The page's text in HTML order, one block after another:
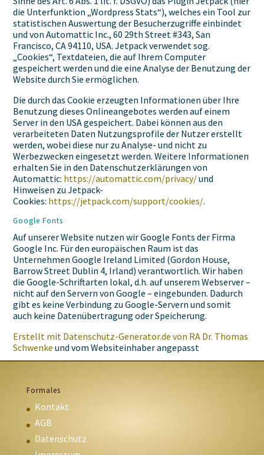
die Unterfunktion „Wordpress Stats“), welches ein Tool zur
statistischen Auswertung der Besucherzugriffe einbindet
und von Automattic Inc., 60 29th Street #343, San
Francisco, CA 94110, USA. Jetpack verwendet sog.
„Cookies“, Textdateien, die auf Ihrem Computer
gespeichert werden und die eine Analyse der Benutzung der
Website durch Sie ermöglichen.
Die durch das Cookie erzeugten Informationen über Ihre
Benutzung dieses Onlineangebotes werden auf einem
Server in den USA gespeichert. Dabei können aus den
verarbeiteten Daten Nutzungsprofile der Nutzer erstellt
werden, wobei diese nur zu Analyse- und nicht zu
Werbezwecken eingesetzt werden. Weitere Informationen
erhalten Sie in den Datenschutzerklärungen von
Automattic: https://automattic.com/privacy/und
Hinweisen zu Jetpack-
Cookies: https://jetpack.com/support/cookies/.
Google Fonts
Auf unserer Website nutzen wir Google Fonts der Firma
Google Inc. Für den europäischen Raum ist das
Unternehmen Google Ireland Limited (Gordon House,
Barrow Street Dublin 4, Irland) verantwortlich. Wir haben
die Google-Schriftarten lokal, d.h. auf unserem Webserver –
nicht auf den Servern von Google – eingebunden. Dadurch
gibt es keine Verbindung zu Google-Servern und somit
auch keine Datenübertragung oder Speicherung.
Erstellt mit Datenschutz-Generator.de von RA Dr. Thomas
Schwenke und vom Websiteinhaber angepasst
Formales
Kontakt
AGB
Datenschutz